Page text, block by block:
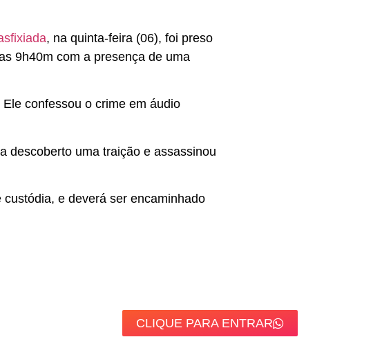
, na quinta-feira (06), foi preso
9h40m com a presença de uma
confessou o crime em áudio
descoberto uma traição e assassinou
e deverá ser encaminhado
CLIQUE PARA ENTRAR